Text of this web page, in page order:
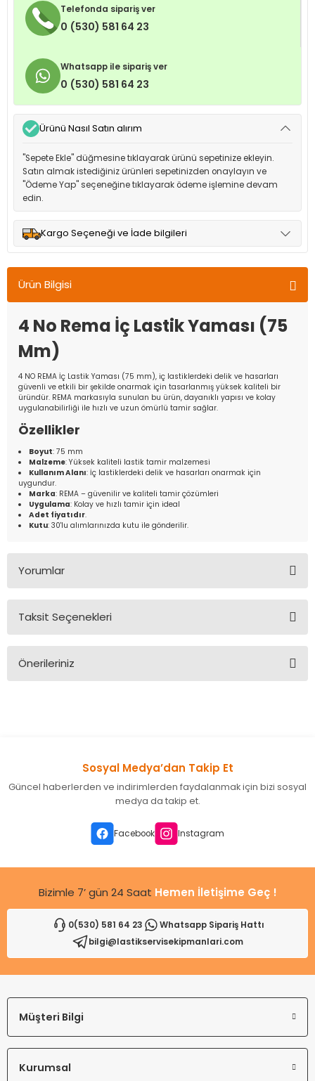
Telefonda sipariş ver
0 (530) 581 64 23
Whatsapp ile sipariş ver
0 (530) 581 64 23
Ürünü Nasıl Satın alırım
"Sepete Ekle" düğmesine tıklayarak ürünü sepetinize ekleyin.
Satın almak istediğiniz ürünleri sepetinizden onaylayın ve
"Ödeme Yap" seçeneğine tıklayarak ödeme işlemine devam
edin.
Kargo Seçeneği ve İade bilgileri
adresinize teslim edilir.
Ürün Bilgisi
4 No Rema İç Lastik Yaması (75
Mm)
4 NO REMA İç Lastik Yaması (75 mm), iç lastiklerdeki delik ve hasarları
güvenli ve etkili bir şekilde onarmak için tasarlanmış yüksek kaliteli bir
üründür. REMA markasıyla sunulan bu ürün, dayanıklı yapısı ve kolay
uygulanabilirliği ile hızlı ve uzun ömürlü tamir sağlar.
Özellikler
Boyut: 75 mm
Malzeme: Yüksek kaliteli lastik tamir malzemesi
Kullanım Alanı: İç lastiklerdeki delik ve hasarları onarmak için
uygundur.
Marka: REMA – güvenilir ve kaliteli tamir çözümleri
Uygulama: Kolay ve hızlı tamir için ideal
Adet fiyatıdır.
Kutu: 30'lu alımlarınızda kutu ile gönderilir.
Yorumlar
Taksit Seçenekleri
Önerileriniz
Ürün resmi kalitesiz, bozuk veya görüntülenemiyor.
Ürün açıklamasında eksik bilgiler bulunuyor.
Ürün fiyatı diğer sitelerden daha pahalı.
Gönder
Sosyal Medya’dan Takip Et
Güncel haberlerden ve indirimlerden faydalanmak için bizi sosyal
medya da takip et.
Facebook Instagram
Bizimle 7’ gün 24 Saat Hemen İletişime Geç !
0(530) 581 64 23
Whatsapp Sipariş Hattı
bilgi@lastikservisekipmanlari.com
Müşteri Bilgi
Kurumsal